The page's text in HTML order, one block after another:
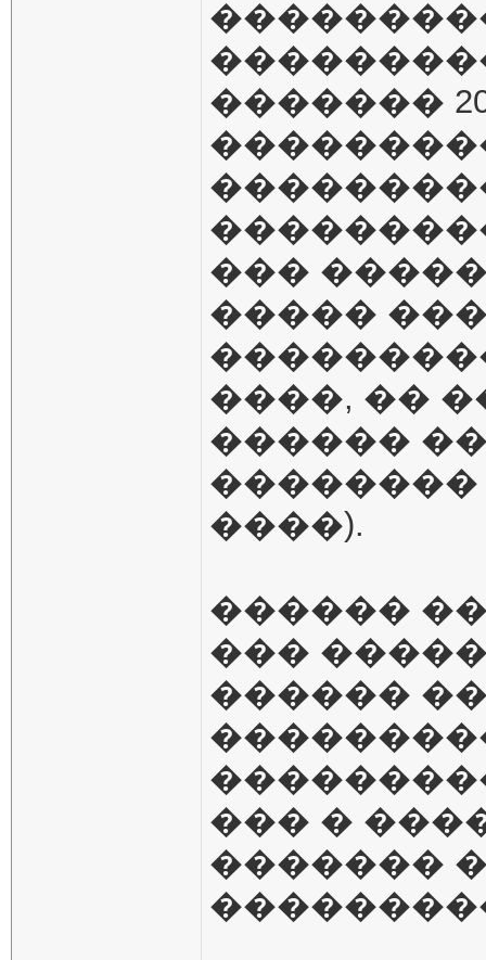
�������
���
�����
����, ��
������
��������
����).
������
���
������
��� �
�������